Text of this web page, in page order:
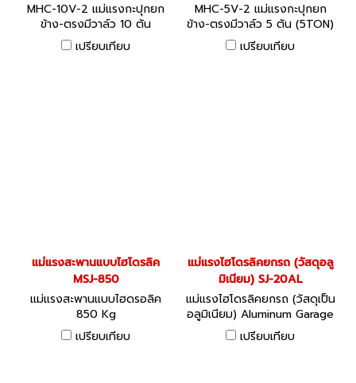
MHC-10V-2 แม่แรงกะปุกยก
ข้าง-ตรงมีวาล์ว 10 ตัน
(10TON) MASADA JACK
MHC-V series พร้อม SAFETY
เปรียบเทียบ
MHC-5V-2 แม่แรงกะปุกยก
ข้าง-ตรงมีวาล์ว 5 ตัน (5TON)
MASADA JACK MHC-V series
พร้อม SAFETY VALVE
เปรียบเทียบ
แม่แรงสะพานแบบไฮโดรลิค
MSJ-850
แม่แรงสะพานแบบไฮดรอลิค
850 Kg
เปรียบเทียบ
แม่แรงไฮโดรลิคยกรถ (วัสดุอลู
มิเนียม) SJ-20AL
แม่แรงไฮโดรลิคยกรถ (วัสดุเป็น
อลูมิเนียม) Aluminum Garage
Jacks Manual Type SJ-AL
Series
เปรียบเทียบ